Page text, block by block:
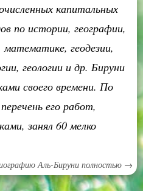
капитальных
по истории, географии,
геодезии,
геологии и др. Бируни
своего времени. По
его работ,
занял 60 мелко
Аль-Бируни полностью →